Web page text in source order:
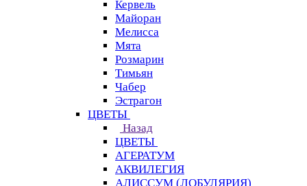
Кервель
Майоран
Мелисса
Мята
Розмарин
Тимьян
Чабер
Эстрагон
ЦВЕТЫ
Назад
ЦВЕТЫ
АГЕРАТУМ
АКВИЛЕГИЯ
АЛИССУМ (ЛОБУЛЯРИЯ)